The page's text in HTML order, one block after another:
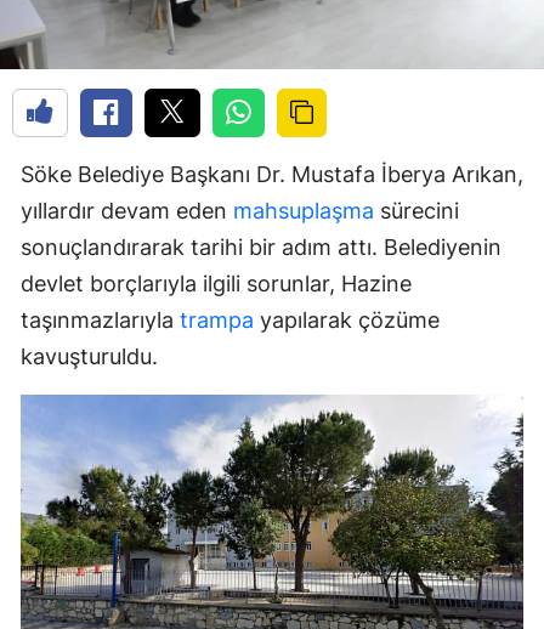
Söke Belediye Başkanı Dr. Mustafa İberya Arıkan,
yıllardır devam eden mahsuplaşma sürecini
sonuçlandırarak tarihi bir adım attı. Belediyenin
devlet borçlarıyla ilgili sorunlar, Hazine
taşınmazlarıyla trampa yapılarak çözüme
kavuşturuldu.